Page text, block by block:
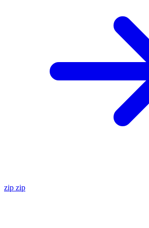
zip zip